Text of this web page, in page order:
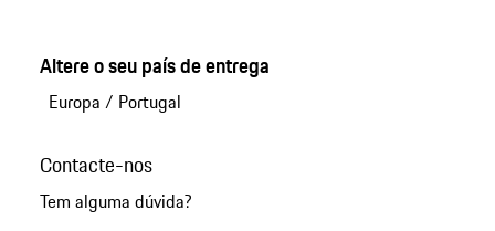
Altere o seu país de entrega
Europa / Portugal
Contacte-nos
Tem alguma dúvida?